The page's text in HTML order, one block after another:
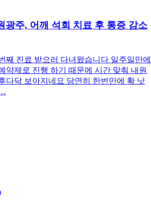
광주, 어깨 석회 치료 후 통증 감소
째 진료 받으러 다녀왔습니다 일주일만에
약제로 진행 하기 때문에 시간 맞춰 내원
다닥 보아지네요 당연히 한번만에 확 낫